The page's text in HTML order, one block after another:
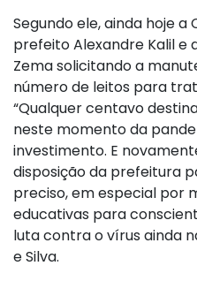
Segundo ele, ainda hoje a
prefeito Alexandre Kalil e
Zema solicitando a
número de leitos para
“Qualquer centavo
neste momento da
investimento. E
disposição da prefeitura
preciso, em especial por
educativas para
luta contra o vírus ainda
e Silva.